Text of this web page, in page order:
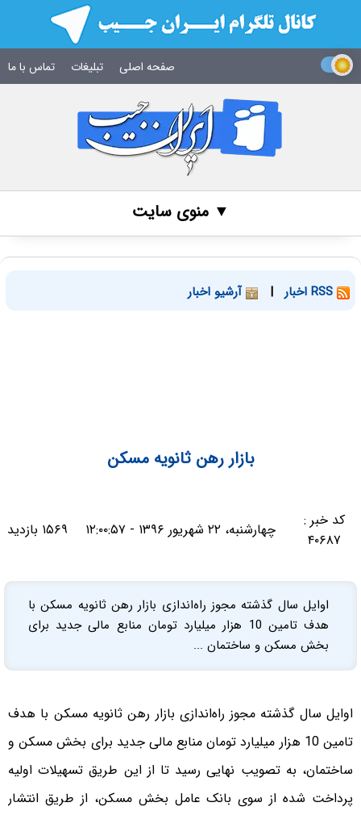
صفحه اصلی تبلیغات تماس با ما
▼ منوی سایت
| آرشیو اخبار
بازار رهن ثانویه مسکن
کد خبر :
۴۰۶۸۷
چهارشنبه، ۲۲ شهریور ۱۳۹۶ - ۱۲:۰۰:۵۷ ۱۵۶۹ بازدید
اوایل سال گذشته مجوز راه‌اندازی بازار رهن ثانویه مسکن با
هدف تامین 10 هزار میلیارد تومان منابع مالی جدید برای
بخش مسکن و ساختمان ...
اوایل سال گذشته مجوز راه‌اندازی بازار رهن ثانویه مسکن با هدف
تامین 10 هزار میلیارد تومان منابع مالی جدید برای بخش مسکن و
ساختمان، به تصویب نهایی رسید تا از این طریق تسهیلات اولیه
پرداخت شده از سوی بانک عامل بخش مسکن، از طریق انتشار